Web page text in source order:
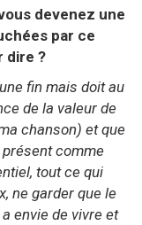
devenez une
par ce
dire ?
fin mais doit au
de la valeur de
chanson) et que
comme
tout ce qui
ne garder que le
envie de vivre et